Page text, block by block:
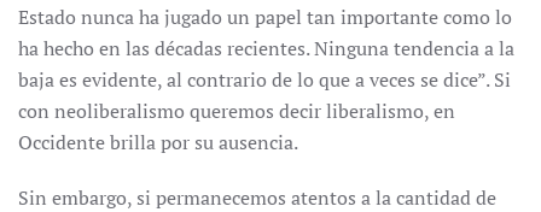
Estado nunca ha jugado un papel tan importante como lo
ha hecho en las décadas recientes. Ninguna tendencia a la
baja es evidente, al contrario de lo que a veces se dice”. Si
con neoliberalismo queremos decir liberalismo, en
Occidente brilla por su ausencia.
Sin embargo, si permanecemos atentos a la cantidad de